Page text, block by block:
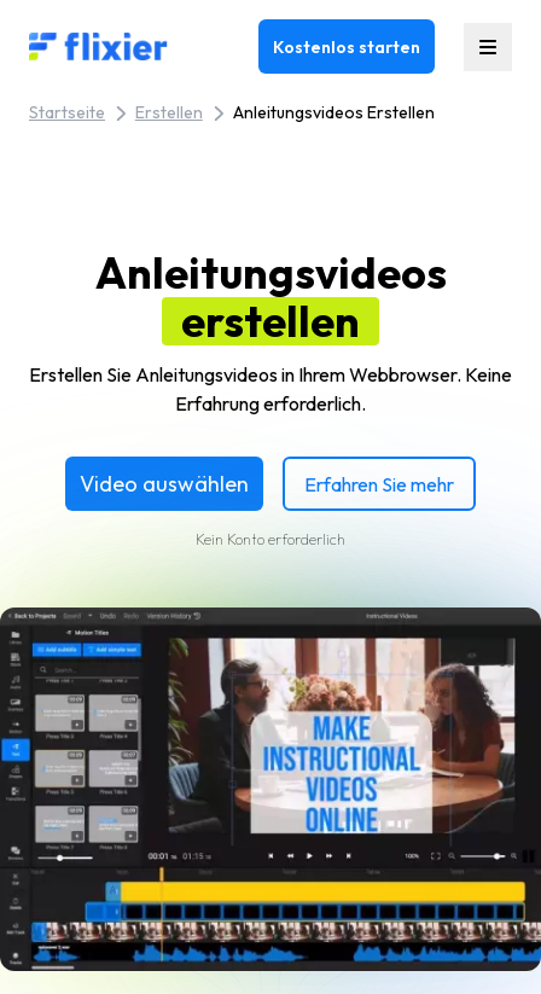
Flixier logo - Home Kostenlos starten
Startseite Erstellen Anleitungsvideos Erstellen
Anleitungsvideos
erstellen
Erstellen Sie Anleitungsvideos in Ihrem Webbrowser. Keine
Erfahrung erforderlich.
Video auswählen Erfahren Sie mehr
Kein Konto erforderlich